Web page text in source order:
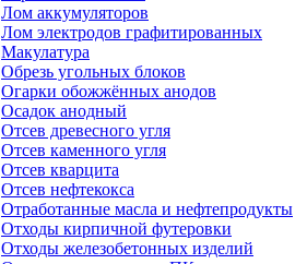
Лом аккумуляторов
Лом электродов графитированных
Макулатура
Обрезь угольных блоков
Огарки обожжённых анодов
Осадок анодный
Отсев древесного угля
Отсев каменного угля
Отсев кварцита
Отсев нефтекокса
Отработанные масла и нефтепродукты
Отходы кирпичной футеровки
Отходы железобетонных изделий